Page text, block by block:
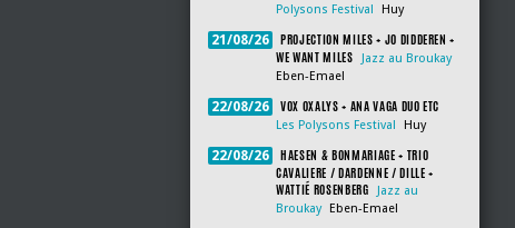
Polysons Festival
Huy
21/08/26
PROJECTION MILES + JO DIDDEREN +
WE WANT MILES
Jazz au Broukay
Eben-Emael
22/08/26 VOX OXALYS + ANA VAGA DUO ETC
Les Polysons Festival Huy
22/08/26
HAESEN & BONMARIAGE + TRIO
CAVALIERE / DARDENNE / DILLE +
WATTIÉ ROSENBERG
Jazz au
Broukay
Eben-Emael